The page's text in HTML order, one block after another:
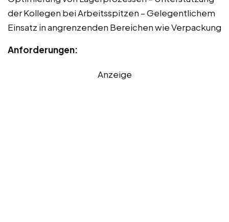
der Kollegen bei Arbeitsspitzen – Gelegentlichem
Einsatz in angrenzenden Bereichen wie Verpackung
Anforderungen:
Anzeige